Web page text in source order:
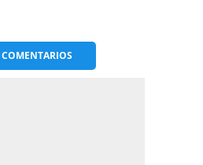
COMENTARIOS